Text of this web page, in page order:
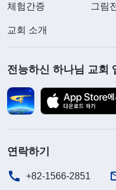
체험간증 그림
교회 소개
전능하신 하나님 교회
연락하기
+82-1566-2851